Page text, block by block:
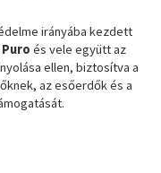
irányába kezdett
Puro és vele együtt az
ellen, biztosítva a
az esőerdők és a